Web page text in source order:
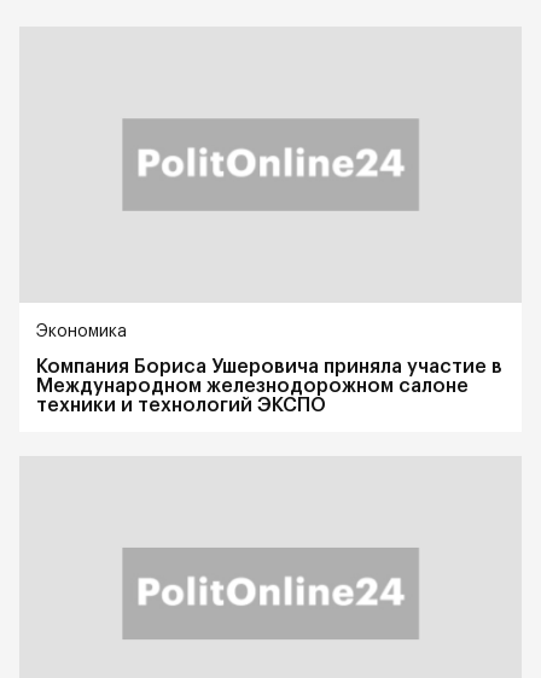
Экономика
Компания Бориса Ушеровича приняла участие в
Международном железнодорожном салоне
техники и технологий ЭКСПО